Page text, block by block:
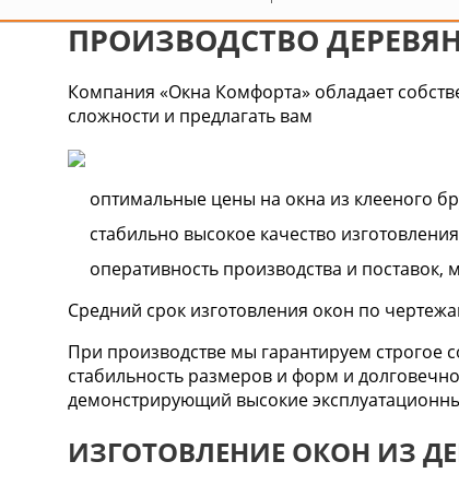
ПРОИЗВОДСТВО
Компания «Окна Комфорта» обладает
сложности и предлагать вам
оптимальные цены на окна из клееного
стабильно высокое качество
оперативность производства и поставок,
Средний срок изготовления окон по
При производстве мы гарантируем строгое
стабильность размеров и форм и
демонстрирующий высокие
ИЗГОТОВЛЕНИЕ ОКОН ИЗ